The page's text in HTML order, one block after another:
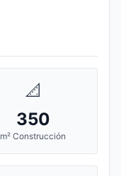
📐
350
m² Construcción